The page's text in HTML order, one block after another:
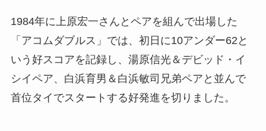
1984年に上原宏一さんとペアを組んで出場した
「アコムダブルス」では、初日に10アンダー62と
いう好スコアを記録し、湯原信光＆デビッド・イ
シイペア、白浜育男＆白浜敏司兄弟ペアと並んで
首位タイでスタートする好発進を切りました。